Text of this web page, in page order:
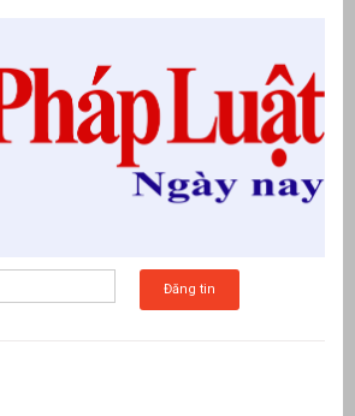
Đăng tin